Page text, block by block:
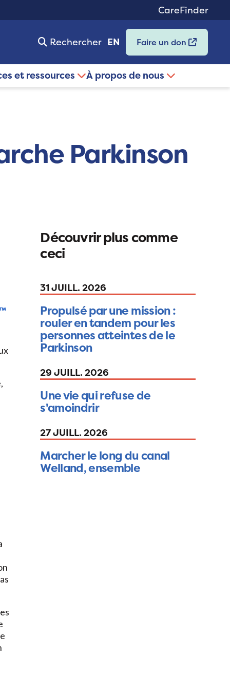
CareFinder
Rechercher EN Faire un don
et ressources À propos de nous
Parkinson
Découvrir plus comme
ceci
31 JUILL. 2026
Propulsé par une mission :
rouler en tandem pour les
personnes atteintes de le
Parkinson
29 JUILL. 2026
Une vie qui refuse de
s'amoindrir
27 JUILL. 2026
Marcher le long du canal
Welland, ensemble